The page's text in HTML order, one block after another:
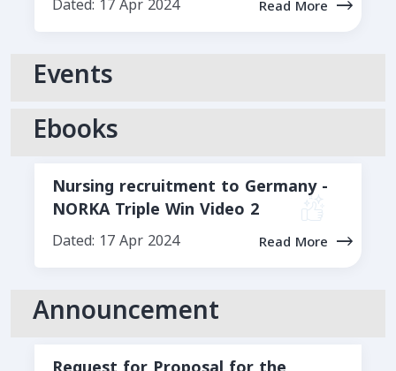
Dated: 17 Apr 2024 Read More
Events
Ebooks
Nursing recruitment to Germany -
NORKA Triple Win Video 2
Dated: 17 Apr 2024 Read More
Announcement